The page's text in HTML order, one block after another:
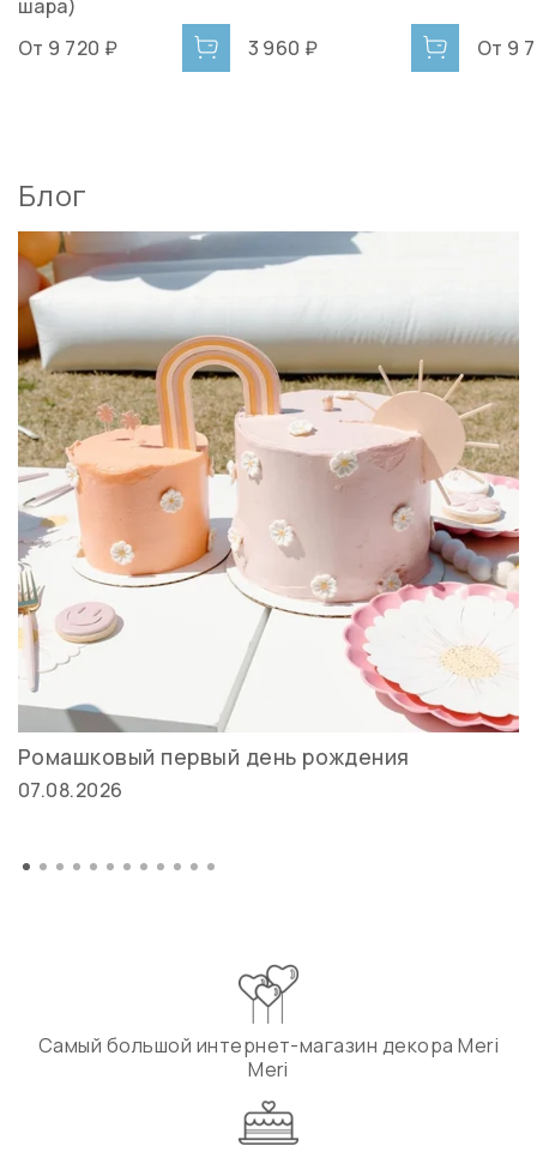
шара)
От 9 720 ₽ 3 960 ₽ От 9
Блог
Ромашковый первый день рождения
07.08.2026
Самый большой интернет-магазин декора Meri
Meri